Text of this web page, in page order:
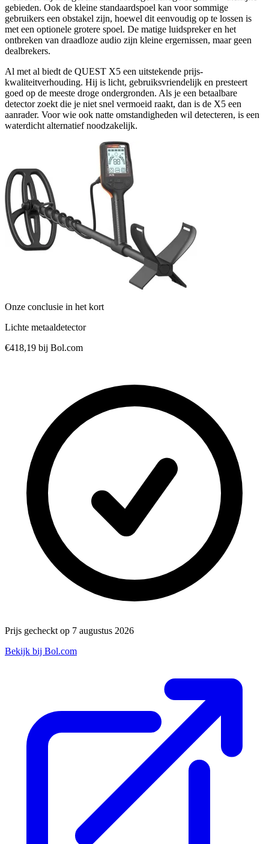
gebieden. Ook de kleine standaardspoel kan voor sommige
gebruikers een obstakel zijn, hoewel dit eenvoudig op te lossen is
met een optionele grotere spoel. De matige luidspreker en het
ontbreken van draadloze audio zijn kleine ergernissen, maar geen
dealbrekers.
Al met al biedt de QUEST X5 een uitstekende prijs-
kwaliteitverhouding. Hij is licht, gebruiksvriendelijk en presteert
goed op de meeste droge ondergronden. Als je een betaalbare
detector zoekt die je niet snel vermoeid raakt, dan is de X5 een
aanrader. Voor wie ook natte omstandigheden wil detecteren, is een
waterdicht alternatief noodzakelijk.
Onze conclusie in het kort
Lichte metaaldetector
€418,19 bij Bol.com
Prijs gecheckt op 7 augustus 2026
Bekijk bij Bol.com